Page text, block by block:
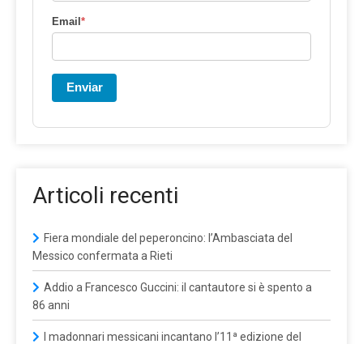
Email *
Enviar
Articoli recenti
Fiera mondiale del peperoncino: l’Ambasciata del
Messico confermata a Rieti
Addio a Francesco Guccini: il cantautore si è spento a
86 anni
I madonnari messicani incantano l’11ª edizione del